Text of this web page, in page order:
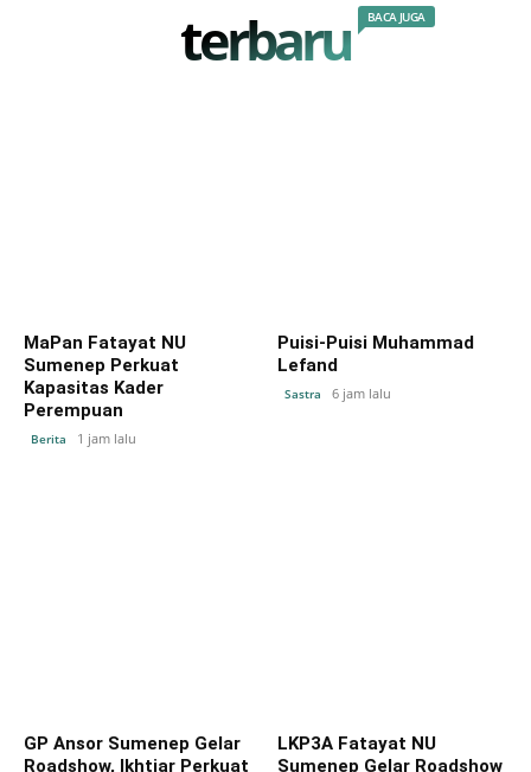
terbaru BACA JUGA
MaPan Fatayat NU
Sumenep Perkuat
Kapasitas Kader
Perempuan
Berita 1 jam lalu
Puisi-Puisi Muhammad
Lefand
Sastra 6 jam lalu
GP Ansor Sumenep Gelar
Roadshow, Ikhtiar Perkuat
LKP3A Fatayat NU
Sumenep Gelar Roadshow